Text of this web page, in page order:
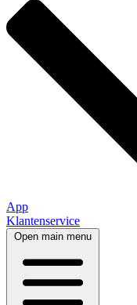
App
Klantenservice
Open main menu